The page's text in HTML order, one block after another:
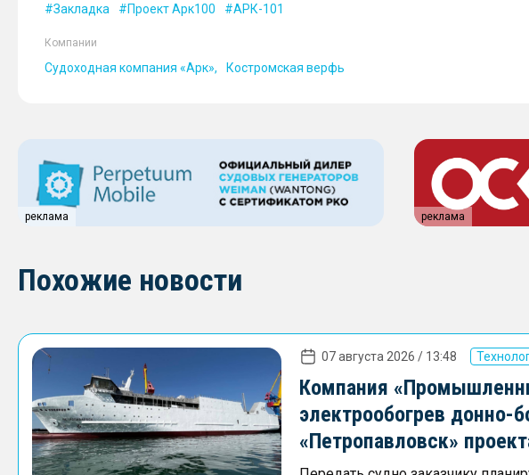
Закладка Проект Арк100 АРК-101
Компании
Судоходная компания «Арк» Костромская верфь
реклама реклама
Похожие новости
07 августа 2026 / 13:48
Компания
электрообогрев донно-
«Петропавловск»